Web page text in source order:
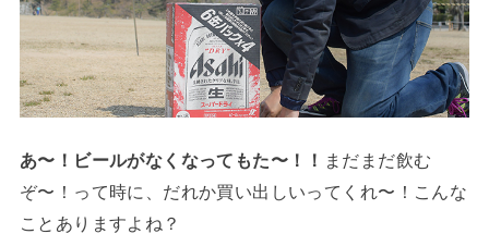
あ〜！ビールがなくなってもた〜！！ まだまだ飲む
ぞ〜！って時に、だれか買い出しいってくれ〜！こんな
ことありますよね？